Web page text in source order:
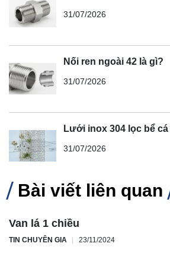
31/07/2026
Nối ren ngoài 42 là gì?
31/07/2026
Lưới inox 304 lọc bể cá
31/07/2026
Bài viết liên quan
Van lá 1 chiều
TIN CHUYÊN GIA 23/11/2024